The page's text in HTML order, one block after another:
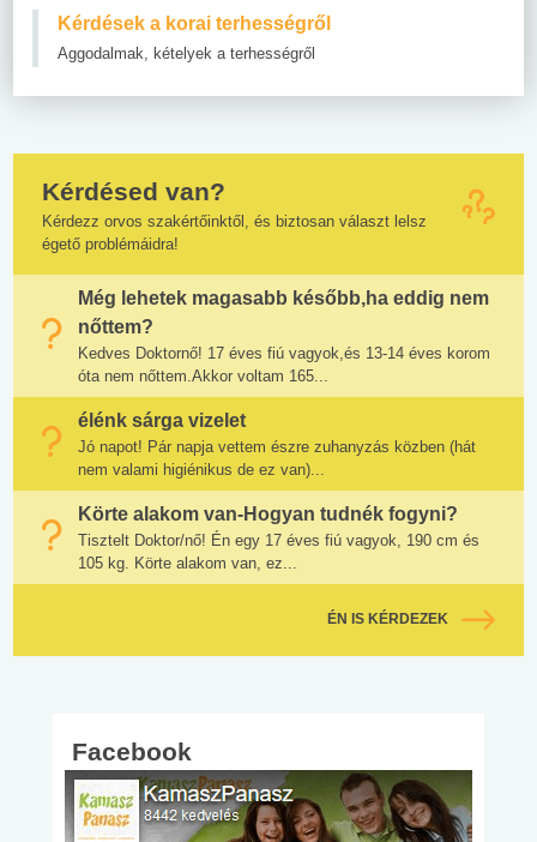
Kérdések a korai terhességről
Aggodalmak, kételyek a terhességről
Kérdésed van?
Kérdezz orvos szakértőinktől, és biztosan választ lelsz
égető problémáidra!
Még lehetek magasabb később,ha eddig nem
nőttem?
Kedves Doktornő! 17 éves fiú vagyok,és 13-14 éves korom
óta nem nőttem.Akkor voltam 165...
élénk sárga vizelet
Jó napot! Pár napja vettem észre zuhanyzás közben (hát
nem valami higiénikus de ez van)...
Körte alakom van-Hogyan tudnék fogyni?
Tisztelt Doktor/nő! Én egy 17 éves fiú vagyok, 190 cm és
105 kg. Körte alakom van, ez...
ÉN IS KÉRDEZEK
Facebook